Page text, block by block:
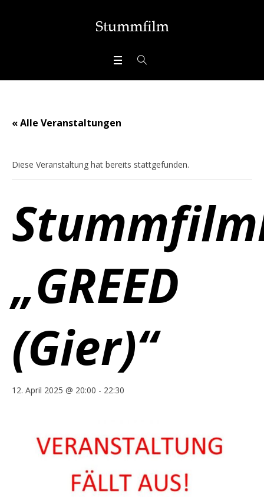
« Alle Veranstaltungen
Diese Veranstaltung hat bereits stattgefunden.
„GREED
(Gier)“
12. April 2025 @ 20:00 - 22:30